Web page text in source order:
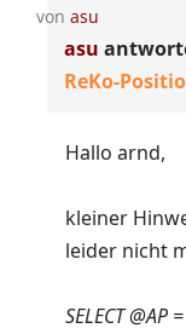
von asu
asu
ReKo-
Hallo arnd,
kleiner
leider nicht
SELECT